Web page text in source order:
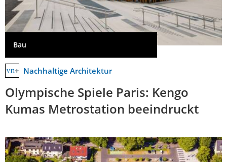
Bau
Nachhaltige Architektur
Olympische Spiele Paris: Kengo
Kumas Metrostation beeindruckt